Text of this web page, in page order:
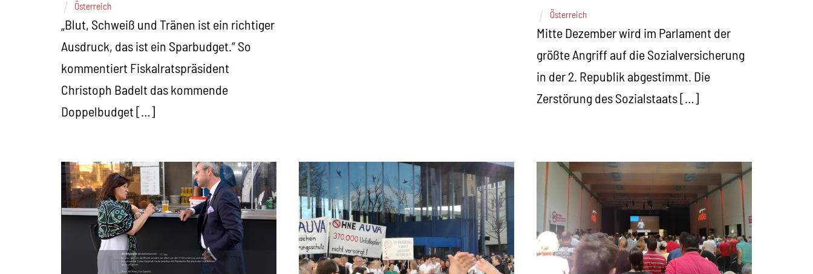
Österreich
„Blut, Schweiß und Tränen ist ein richtiger
Ausdruck, das ist ein Sparbudget.“ So
kommentiert Fiskalratspräsident
Christoph Badelt das kommende
Doppelbudget […]
Österreich
Mitte Dezember wird im Parlament der
größte Angriff auf die Sozialversicherung
in der 2. Republik abgestimmt. Die
Zerstörung des Sozialstaats […]